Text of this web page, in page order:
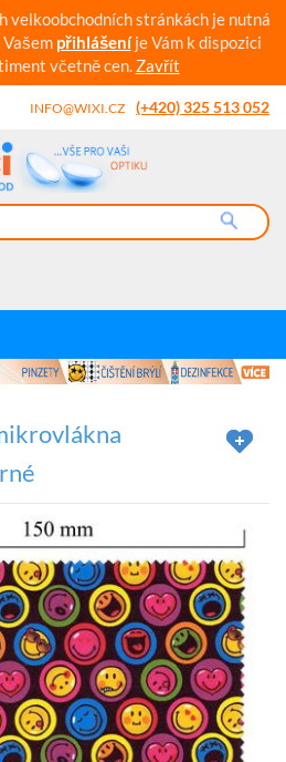
velkoobchodních stránkách je nutná
Vašem přihlášeníje Vám k dispozici
včetně cen. Zavřít
INFO@WIXI.CZ (+420) 325 513 052